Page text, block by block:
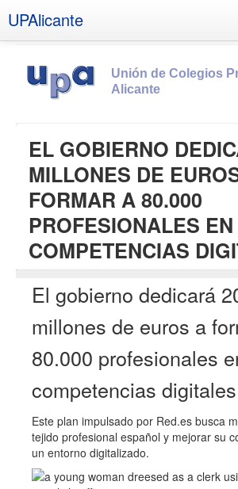
UPAlicante
Unión de Colegios
Alicante
Socios
Estatutos
Documentos
Boletines
UPSANA
PROA
EL GOBIERNO
MILLONES DE
FORMAR A 80.000
PROFESIONALES
COMPETENCIAS
El gobierno dedicará
millones de euros a
80.000 profesionales
competencias digitales
Este plan impulsado por Red.es busca
tejido profesional español y mejorar su
un entorno digitalizado.